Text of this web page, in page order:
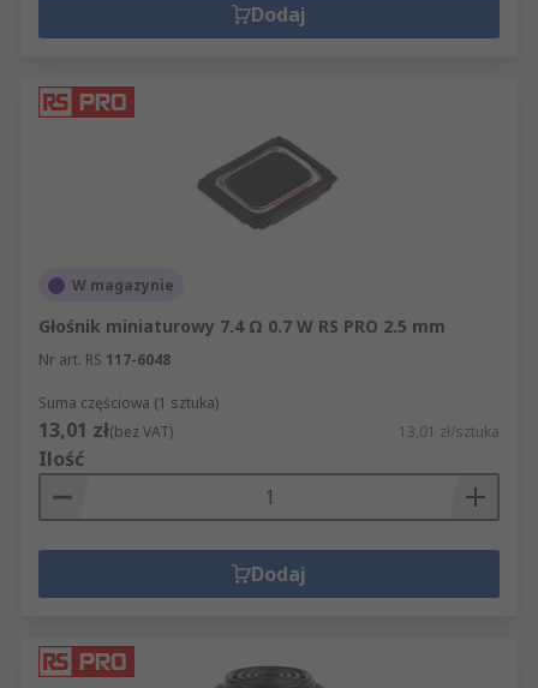
Dodaj
W magazynie
Głośnik miniaturowy 7.4 Ω 0.7 W RS PRO 2.5 mm
Nr art. RS 117-6048
Suma częściowa (1 sztuka)
13,01 zł(bez VAT) 13,01 zł/sztuka
Ilość
Dodaj